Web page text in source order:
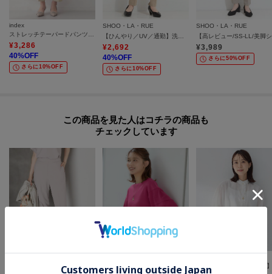
index
ストレッチテーパードパンツ／セットアップ可【洗濯機OK／接触冷感／吸水速乾／防シワ】《SS～LL》
¥3,286
40%OFF
さらに10%OFF
SHOO・LA・RUE
【ひんやり／UV／通勤】洗濯後しわになりにくい タックテーパードパンツ
¥2,692
40%OFF
さらに10%OFF
SHOO・LA・RUE
¥3,989
さらに50%OFF
この商品を見た人はコチラの商品も
チェックしています